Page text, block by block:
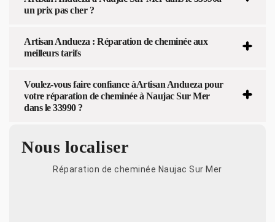
un prix pas cher ?
Artisan Andueza : Réparation de cheminée aux
meilleurs tarifs
Voulez-vous faire confiance àArtisan Andueza pour
votre réparation de cheminée à Naujac Sur Mer
dans le 33990 ?
Nous localiser
Réparation de cheminée Naujac Sur Mer